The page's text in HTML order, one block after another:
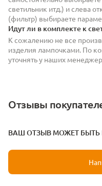
светильник итд.) и слева
(фильтр) выбираете
Идут ли в комплекте к
К сожалению не все
изделия лампочками. По
уточнять у наших
Отзывы
ВАШ ОТЗЫВ МОЖЕТ БЫТЬ